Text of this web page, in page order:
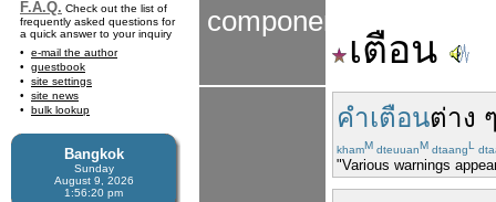
F.A.Q. Check out the list of
frequently asked questions for
a quick answer to your inquiry
e-mail the author
guestbook
site settings
site news
bulk lookup
Bangkok
Sunday
August 9, 2026
1:56:20 pm
components
เตือน
คำเตือนต่าง
khamM dteuuanM dtaangL
"Various warnings